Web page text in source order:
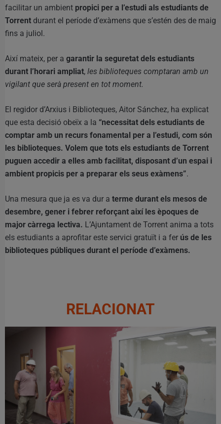
facilitar un ambient propici per a l’estudi als estudiants de
Torrent durant el període d’exàmens que s’estén des de maig
fins a juliol.
Així mateix, per a garantir la seguretat dels estudiants
durant l’horari ampliat, les biblioteques comptaran amb un
vigilant que serà present en tot moment.
El regidor d’Arxius i Biblioteques, Aitor Sánchez, ha explicat
que esta decisió obeïx a la “necessitat dels estudiants de
comptar amb un recurs fonamental per a l’estudi, com són
les biblioteques. Volem que tots els estudiants de Torrent
puguen accedir a elles amb facilitat, disposant d’un espai i
ambient propicis per a preparar els seus exàmens”.
Una mesura que ja es va dur a terme durant els mesos de
desembre, gener i febrer reforçant així les èpoques de
major càrrega lectiva. L’Ajuntament de Torrent anima a tots
els estudiants a aprofitar este servici gratuït i a fer ús de les
biblioteques públiques durant el període d’exàmens.
RELACIONAT